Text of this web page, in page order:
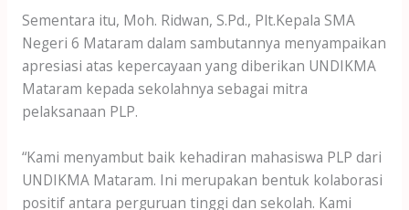
Sementara itu, Moh. Ridwan, S.Pd., Plt.Kepala SMA
Negeri 6 Mataram dalam sambutannya menyampaikan
apresiasi atas kepercayaan yang diberikan UNDIKMA
Mataram kepada sekolahnya sebagai mitra
pelaksanaan PLP.
“Kami menyambut baik kehadiran mahasiswa PLP dari
UNDIKMA Mataram. Ini merupakan bentuk kolaborasi
positif antara perguruan tinggi dan sekolah. Kami